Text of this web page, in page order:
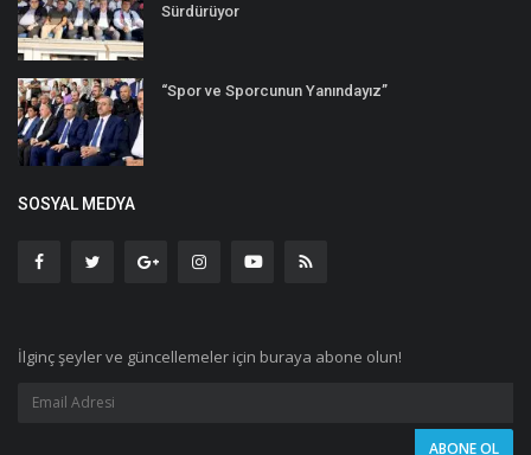
Sürdürüyor
“Spor ve Sporcunun Yanındayız”
SOSYAL MEDYA
İlginç şeyler ve güncellemeler için buraya abone olun!